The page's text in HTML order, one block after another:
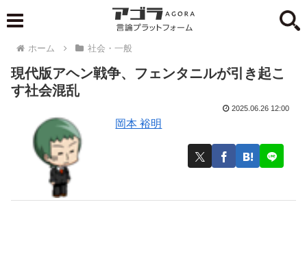
ホーム 社会・一般
現代版アヘン戦争、フェンタニルが引き起こ
す社会混乱
岡本 裕明
2025.06.26 12:00